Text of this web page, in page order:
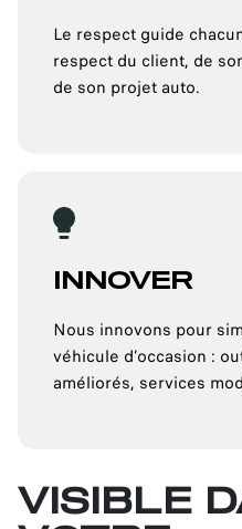
Le respect guide
respect du client, de
de son projet auto.
INNOVER
Nous innovons pour
véhicule d’occasion :
améliorés, services
VISIBLE